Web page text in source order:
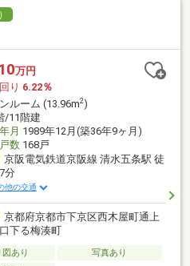
万円
り 6.22％
ルーム (13.96m2)
/11階建
月 1989年12月(築36年9ヶ月)
数168戸
京阪電気鉄道京阪線 清水五条駅 徒
分
他の交通
京都府京都市下京区西木屋町通上
下る梅湊町
図あり
写真あり